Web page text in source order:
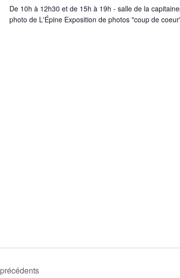
De 10h à 12h30 et de 15h à 19h - salle de la
photo de L'Épine Exposition de photos "coup de
précédents